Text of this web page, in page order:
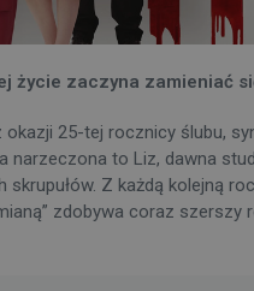
życie zaczyna zamieniać
25-tej rocznicy ślubu,
to Liz, dawna
Z każdą kolejną
zdobywa coraz